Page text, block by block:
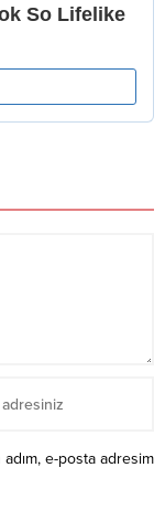
adım, e-posta adresim